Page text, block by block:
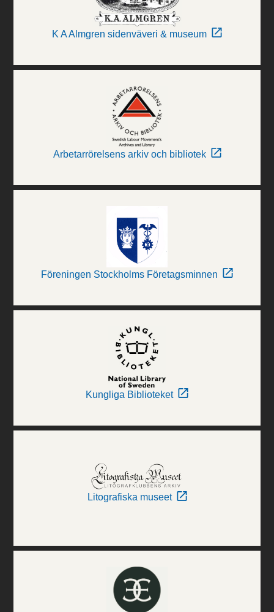
K A Almgren sidenväveri & museum
Arbetarrörelsens arkiv och bibliotek
Föreningen Stockholms Företagsminnen
Kungliga Biblioteket
Litografiska museet